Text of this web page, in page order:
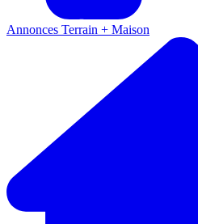
Annonces Terrain + Maison